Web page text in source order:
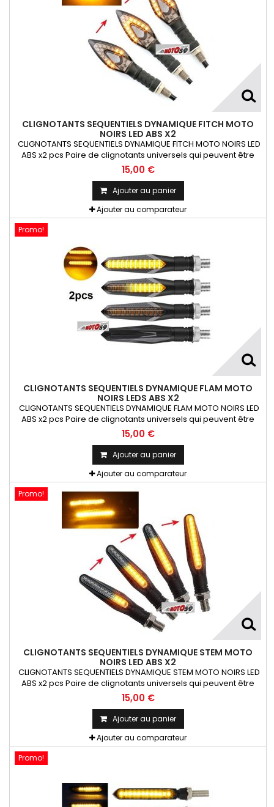
CLIGNOTANTS SEQUENTIELS DYNAMIQUE FITCH MOTO
NOIRS LED ABS X2
CLIGNOTANTS SEQUENTIELS DYNAMIQUE FITCH MOTO NOIRS LED
ABS x2 pcs Paire de clignotants universels qui peuvent être
adaptables sur toutes motos ou scooters
15,00 €
Ajouter au panier
Ajouter au comparateur
Promo!
CLIGNOTANTS SEQUENTIELS DYNAMIQUE FLAM MOTO
NOIRS LEDS ABS X2
CLIGNOTANTS SEQUENTIELS DYNAMIQUE FLAM MOTO NOIRS LED
ABS x2 pcs Paire de clignotants universels qui peuvent être
adaptables sur toutes motos ou scooters
15,00 €
Ajouter au panier
Ajouter au comparateur
Promo!
CLIGNOTANTS SEQUENTIELS DYNAMIQUE STEM MOTO
NOIRS LED ABS X2
CLIGNOTANTS SEQUENTIELS DYNAMIQUE STEM MOTO NOIRS LED
ABS x2 pcs Paire de clignotants universels qui peuvent être
adaptables sur toutes motos ou scooters
15,00 €
Ajouter au panier
Ajouter au comparateur
Promo!